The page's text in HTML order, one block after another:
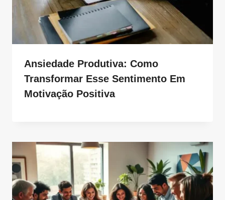
Ansiedade Produtiva: Como
Transformar Esse Sentimento Em
Motivação Positiva